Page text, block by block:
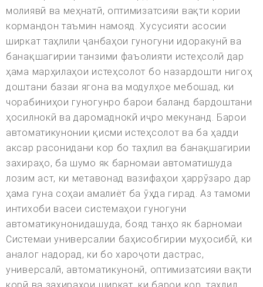
молиявӣ ва меҳнатӣ, оптимизатсияи вақти кории
кормандон таъмин намояд. Хусусияти асосии
ширкат таҳлили ҷанбаҳои гуногуни идоракунӣ ва
банақшагирии танзими фаъолияти истеҳсолӣ дар
ҳама марҳилаҳои истеҳсолот бо назардошти нигоҳ
доштани базаи ягона ва модулҳое мебошад, ки
чорабиниҳои гуногунро барои баланд бардоштани
ҳосилнокӣ ва даромаднокӣ иҷро мекунанд. Барои
автоматикунонии қисми истеҳсолот ва ба ҳадди
аксар расонидани кор бо таҳлил ва банақшагирии
захираҳо, ба шумо як барномаи автоматишуда
лозим аст, ки метавонад вазифаҳои ҳаррӯзаро дар
ҳама гуна соҳаи амалиёт ба ӯҳда гирад. Аз тамоми
интихоби васеи системаҳои гуногуни
автоматикунонидашуда, бояд танҳо як барномаи
Системаи универсалии баҳисобгирии муҳосибӣ, ки
аналог надорад, ки бо хароҷоти дастрас,
универсалӣ, автоматикунонӣ, оптимизатсияи вақти